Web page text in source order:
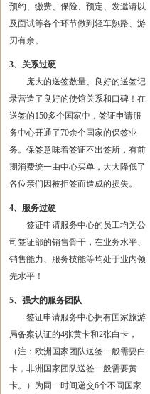
预约、缴费、保险、预定、发邀请以
及面试等各个环节做到轻车熟路、游
刃有余。
3、关系过硬
庞大的送签数量、良好的送签记
录营造了良好的使馆关系和口碑！在
送签的150多个国家中，签证申请服
务中心开通了70余个国家的保签业
务。保签意味着签证不出签所，有前
期消费统一由中心买单，大大降低了
各位亲们因被拒签而造成的损失。
4、服务过硬
签证申请服务中心的员工均为公
司签证部的销售骨干，在业务水平、
销售能力、服务技能等均处于业内领
先水平！
5、强大的服务团队
签证申请服务中心拥有国家旅游
局备案认证的4张黄卡和2张白卡，
（注：欧洲国家团队送签一般需要白
卡，非洲国家团队送签一般需要黄
卡。）为同一时间递交6个不同国家